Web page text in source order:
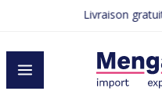
Livraison